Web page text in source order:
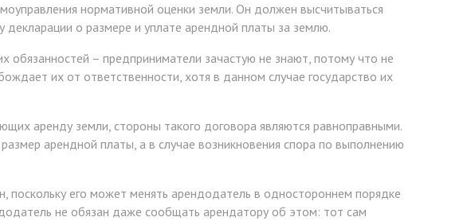
нормативной оценки земли. Он должен высчитываться
о размере и уплате арендной платы за землю.
обязанностей – предприниматели зачастую не знают, потому что не
их от ответственности, хотя в данном случае государство их
аренду земли, стороны такого договора являются равноправными.
арендной платы, а в случае возникновения спора по выполнению
поскольку его может менять арендодатель в одностороннем порядке
не обязан даже сообщать арендатору об этом: тот сам